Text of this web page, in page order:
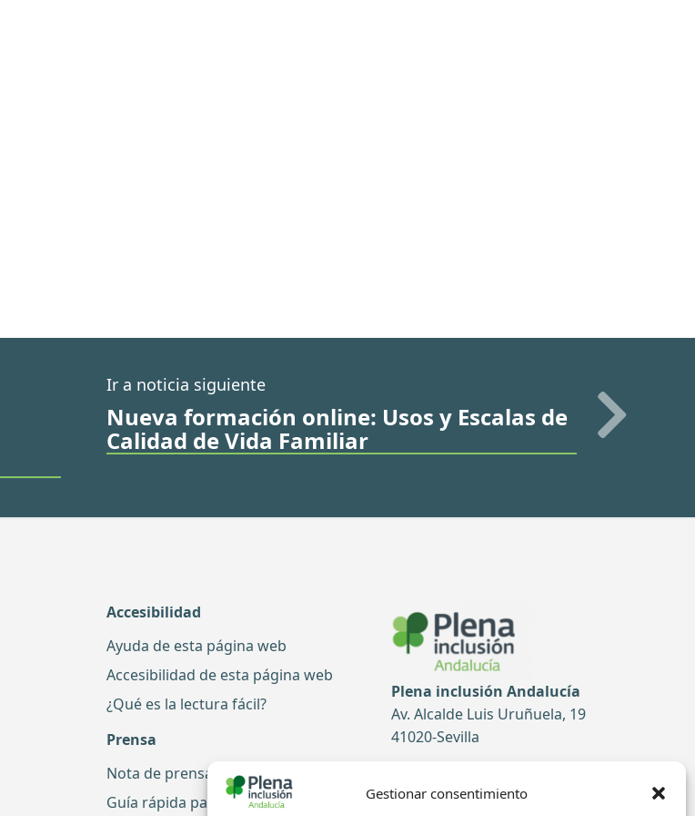
Gestionar consentimiento
Ir a noticia siguiente
Nueva formación online: Usos y Escalas de
Calidad de Vida Familiar
Accesibilidad
Ayuda de esta página web
Accesibilidad de esta página web
¿Qué es la lectura fácil?
Prensa
Nota de prensa
Guía rápida para periodistas
Plena inclusión Andalucía
Av. Alcalde Luis Uruñuela, 19
41020-Sevilla
Tel: 954 52 51 99